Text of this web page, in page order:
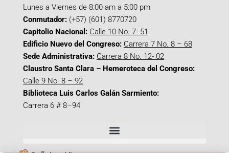
Lunes a Viernes de 8:00 am a 5:00 pm
Conmutador: (+57) (601) 8770720
Capitolio Nacional: Calle 10 No. 7- 51
Edificio Nuevo del Congreso: Carrera 7 No. 8 – 68
Sede Administrativa: Carrera 8 No. 12- 02
Claustro Santa Clara – Hemeroteca del Congreso:
Calle 9 No. 8 – 92
Biblioteca Luis Carlos Galán Sarmiento:
Carrera 6 # 8–94